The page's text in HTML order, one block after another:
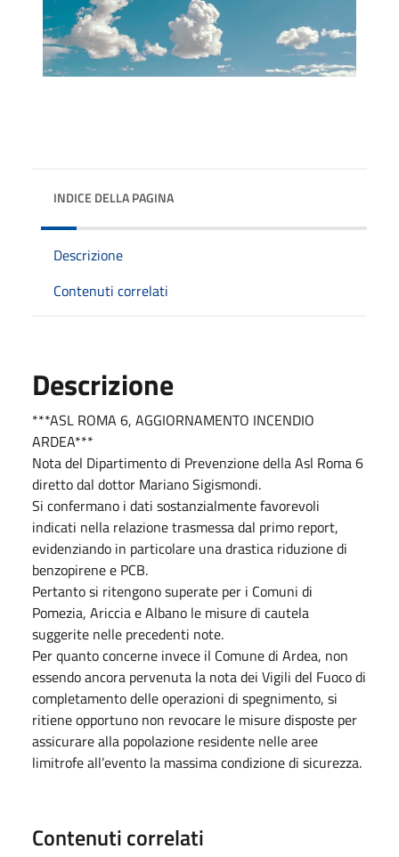
INDICE DELLA PAGINA
Descrizione
Contenuti correlati
Descrizione
***ASL ROMA 6, AGGIORNAMENTO INCENDIO
ARDEA***
Nota del Dipartimento di Prevenzione della Asl Roma 6
diretto dal dottor Mariano Sigismondi.
Si confermano i dati sostanzialmente favorevoli
indicati nella relazione trasmessa dal primo report,
evidenziando in particolare una drastica riduzione di
benzopirene e PCB.
Pertanto si ritengono superate per i Comuni di
Pomezia, Ariccia e Albano le misure di cautela
suggerite nelle precedenti note.
Per quanto concerne invece il Comune di Ardea, non
essendo ancora pervenuta la nota dei Vigili del Fuoco di
completamento delle operazioni di spegnimento, si
ritiene opportuno non revocare le misure disposte per
assicurare alla popolazione residente nelle aree
limitrofe all’evento la massima condizione di sicurezza.
Contenuti correlati